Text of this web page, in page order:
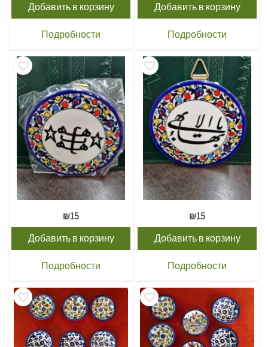
Добавить в корзину
Подробности
Добавить в корзину
Подробности
₪15
Добавить в корзину
Подробности
₪15
Добавить в корзину
Подробности